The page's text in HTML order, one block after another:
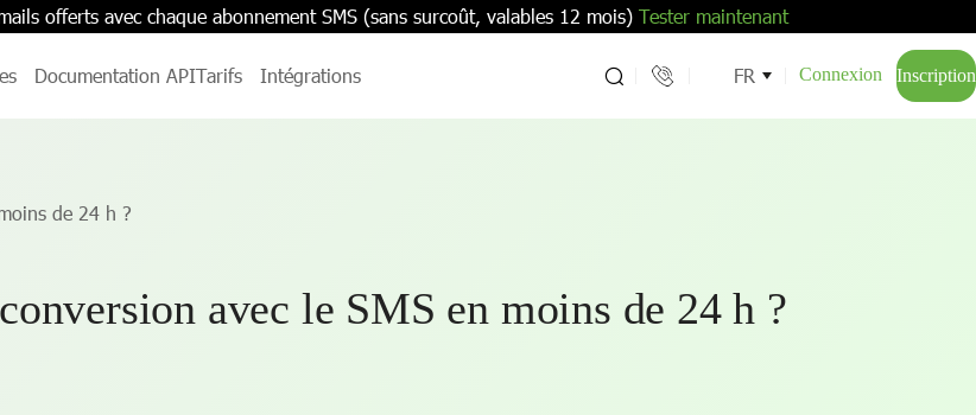
offerts avec chaque abonnement SMS (sans surcoût, valables 12 mois) Tester maintenant
Documentation APITarifs Intégrations FR Connexion Inscription
de 24 h ?
avec le SMS en moins de 24 h ?